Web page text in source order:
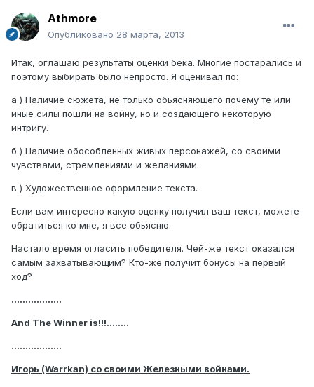
Athmore
Опубликовано 28 марта, 2013
Итак, оглашаю результаты оценки бека. Многие постарались и
поэтому выбирать было непросто. Я оценивал по:
а ) Наличие сюжета, не только обьясняющего почему те или
иные силы пошли на войну, но и создающего некоторую
интригу.
б ) Наличие обособленных живых персонажей, со своими
чувствами, стремлениями и желаниями.
в ) Художественное оформление текста.
Если вам интересно какую оценку получил ваш текст, можете
обратиться ко мне, я все обьясню.
Настало время огласить победителя. Чей-же текст оказался
самым захватывающим? Кто-же получит бонусы на первый
ход?
..................
And The Winner is!!!........
..................
Игорь (Warrkan) со своими Железными войнами.